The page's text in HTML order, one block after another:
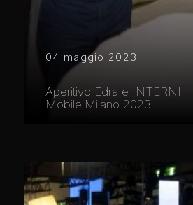
04 maggio 2023
Aperitivo Edra e INTERNI -
Mobile.Milano 2023